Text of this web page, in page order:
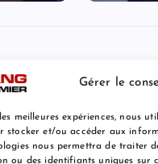
Gérer le
meilleures expériences, nous
stocker et/ou accéder aux
nous permettra de traiter
ou des identifiants uniques sur